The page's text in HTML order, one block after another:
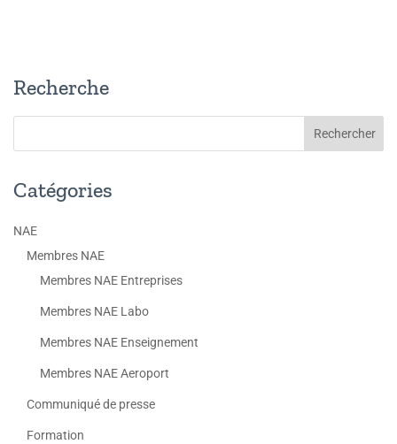
Recherche
Catégories
NAE
Membres NAE
Membres NAE Entreprises
Membres NAE Labo
Membres NAE Enseignement
Membres NAE Aeroport
Communiqué de presse
Formation